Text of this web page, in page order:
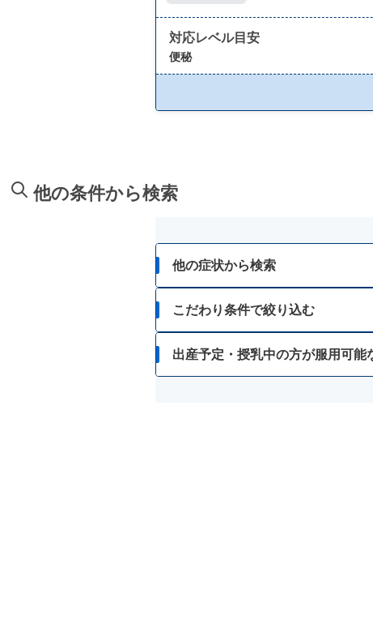
対応レベル目安
便秘
他の条件から検索
他の症状から検索
胃痛
胸焼け
はきけ・むかつき
こだわり条件で絞り込む
7歳未満
出産予定・授乳中の方が服用可能